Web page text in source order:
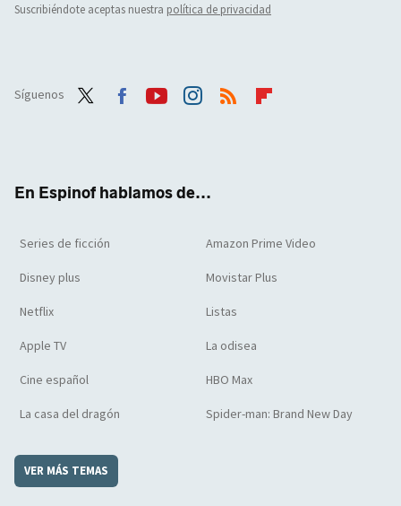
Suscribiéndote aceptas nuestra política de privacidad
Síguenos
En Espinof hablamos de...
Series de ficción Amazon Prime Video
Disney plus Movistar Plus
Netflix Listas
Apple TV La odisea
Cine español HBO Max
La casa del dragón Spider-man: Brand New Day
VER MÁS TEMAS